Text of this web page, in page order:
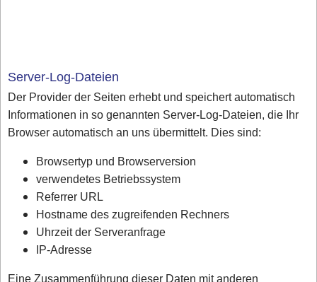
Server-Log-Dateien
Der Provider der Seiten erhebt und speichert automatisch
Informationen in so genannten Server-Log-Dateien, die Ihr
Browser automatisch an uns übermittelt. Dies sind:
Browsertyp und Browserversion
verwendetes Betriebssystem
Referrer URL
Hostname des zugreifenden Rechners
Uhrzeit der Serveranfrage
IP-Adresse